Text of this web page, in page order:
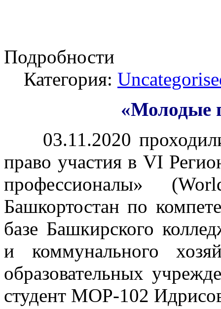
Подробности
Категория:
«Молодые
03.11.2020
право участия в VI
профессионалы»
Башкортостан по
базе Башкирского
и коммунального
образовательных
студент МОР-102